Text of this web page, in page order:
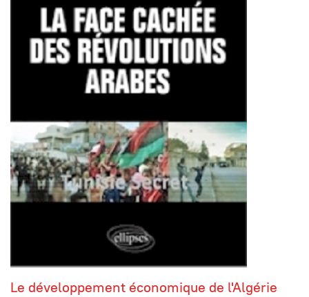
Le développement économique de l'Algérie